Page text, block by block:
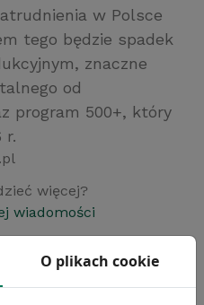
w Polsce
tego będzie spadek
znaczne
od
program 500+, który
r.
więcej?
wiadomości
O plikach cookie